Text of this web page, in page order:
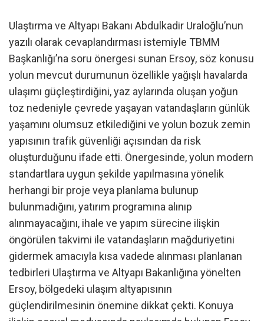
Ulaştırma ve Altyapı Bakanı Abdulkadir Uraloğlu’nun
yazılı olarak cevaplandırması istemiyle TBMM
Başkanlığı’na soru önergesi sunan Ersoy, söz konusu
yolun mevcut durumunun özellikle yağışlı havalarda
ulaşımı güçleştirdiğini, yaz aylarında oluşan yoğun
toz nedeniyle çevrede yaşayan vatandaşların günlük
yaşamını olumsuz etkilediğini ve yolun bozuk zemin
yapısının trafik güvenliği açısından da risk
oluşturduğunu ifade etti. Önergesinde, yolun modern
standartlara uygun şekilde yapılmasına yönelik
herhangi bir proje veya planlama bulunup
bulunmadığını, yatırım programına alınıp
alınmayacağını, ihale ve yapım sürecine ilişkin
öngörülen takvimi ile vatandaşların mağduriyetini
gidermek amacıyla kısa vadede alınması planlanan
tedbirleri Ulaştırma ve Altyapı Bakanlığına yönelten
Ersoy, bölgedeki ulaşım altyapısının
güçlendirilmesinin önemine dikkat çekti. Konuya